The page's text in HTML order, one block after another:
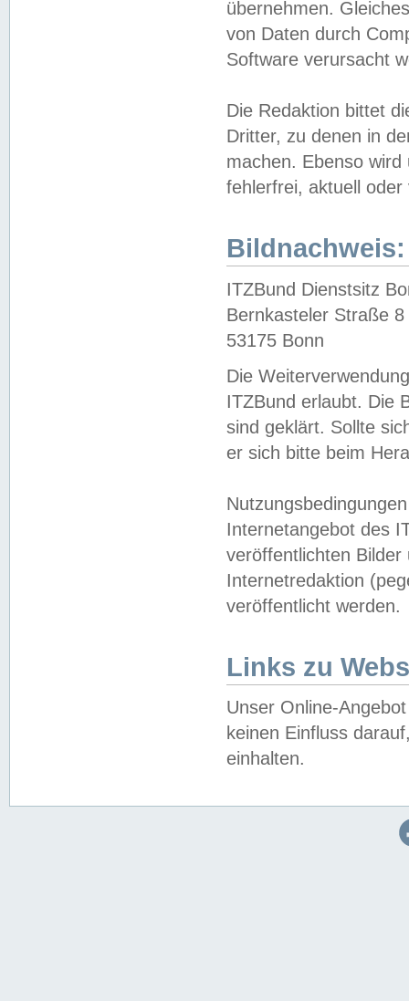
übernehmen.
von Daten durch
Software verursacht
Die Redaktion bittet
Dritter, zu denen in
machen. Ebenso
fehlerfrei, aktuell oder
Bildnachweis:
ITZBund Dienstsitz
Bernkasteler Straße 8
53175 Bonn
Die
ITZBund erlaubt. Die
sind geklärt. Sollte
er sich bitte beim
Internetangebot des
veröffentlichten
Internetredaktion
veröffentlicht werden.
Links zu
Unser Online-
keinen Einfluss
einhalten.